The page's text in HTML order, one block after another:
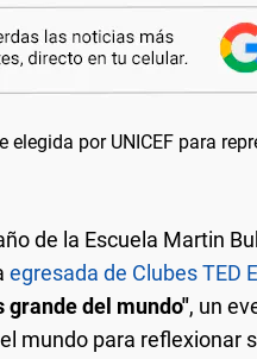
de la Escuela Martin
egresada de Clubes TED
grande del mundo", un
mundo para reflexionar